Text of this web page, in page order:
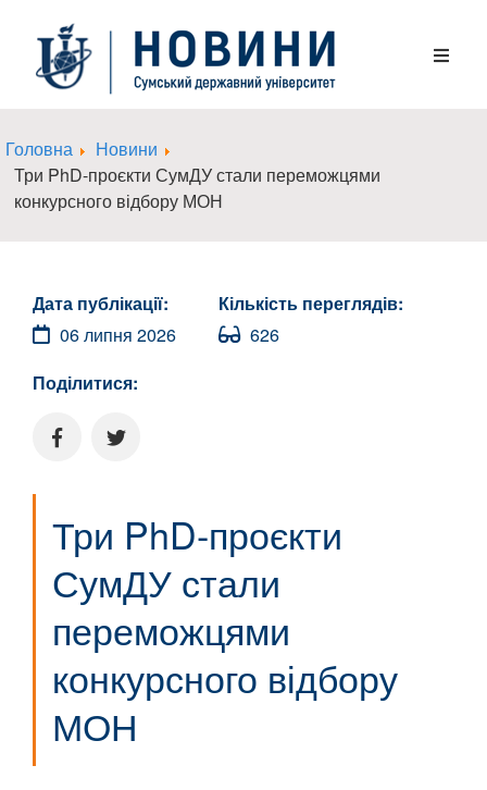
Головна
Новини
Три PhD-проєкти СумДУ стали переможцями
конкурсного відбору МОН
Дата публікації:
06 липня 2026
Кількість переглядів:
626
Поділитися:
Три PhD-проєкти
СумДУ стали
переможцями
конкурсного відбору
МОН